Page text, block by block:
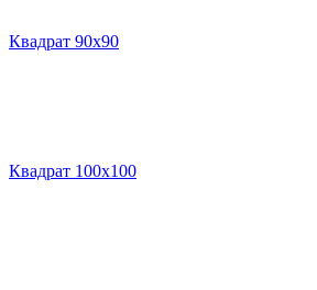
Квадрат 90х90
Квадрат 100х100